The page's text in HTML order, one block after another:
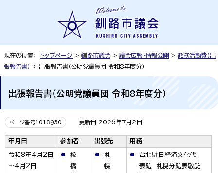
現在の位置： トップページ > 釧路市議会 > 議会広報・情報公開 > 政務活動費（出
張報告書） > 出張報告書（公明党議員団 令和8年度分）
出張報告書（公明党議員団 令和8年度分）
ページ番号1018930 更新日 2026年7月2日
年月日 参加者 出張先 用務
令和8年4月2日
～4月2日
松
橋
札
幌
台北駐日経済文化代
表処 札幌分処表敬訪